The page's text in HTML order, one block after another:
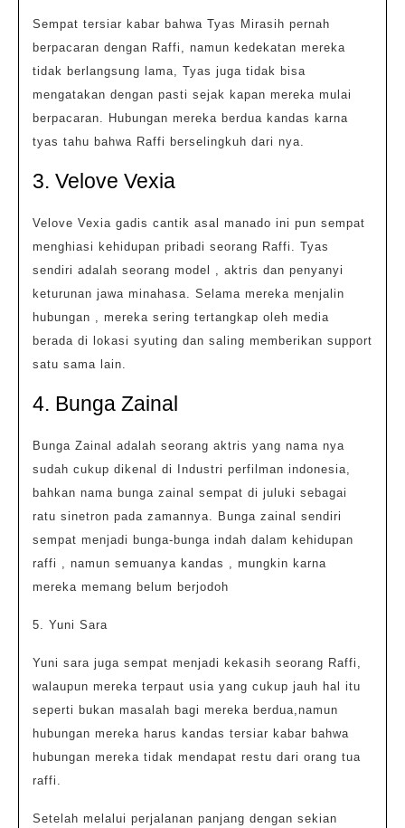
Sempat tersiar kabar bahwa Tyas Mirasih pernah
berpacaran dengan Raffi, namun kedekatan mereka
tidak berlangsung lama, Tyas juga tidak bisa
mengatakan dengan pasti sejak kapan mereka mulai
berpacaran. Hubungan mereka berdua kandas karna
tyas tahu bahwa Raffi berselingkuh dari nya.
3. Velove Vexia
Velove Vexia gadis cantik asal manado ini pun sempat
menghiasi kehidupan pribadi seorang Raffi. Tyas
sendiri adalah seorang model , aktris dan penyanyi
keturunan jawa minahasa. Selama mereka menjalin
hubungan , mereka sering tertangkap oleh media
berada di lokasi syuting dan saling memberikan support
satu sama lain.
4. Bunga Zainal
Bunga Zainal adalah seorang aktris yang nama nya
sudah cukup dikenal di Industri perfilman indonesia,
bahkan nama bunga zainal sempat di juluki sebagai
ratu sinetron pada zamannya. Bunga zainal sendiri
sempat menjadi bunga-bunga indah dalam kehidupan
raffi , namun semuanya kandas , mungkin karna
mereka memang belum berjodoh
5. Yuni Sara
Yuni sara juga sempat menjadi kekasih seorang Raffi,
walaupun mereka terpaut usia yang cukup jauh hal itu
seperti bukan masalah bagi mereka berdua,namun
hubungan mereka harus kandas tersiar kabar bahwa
hubungan mereka tidak mendapat restu dari orang tua
raffi.
Setelah melalui perjalanan panjang dengan sekian